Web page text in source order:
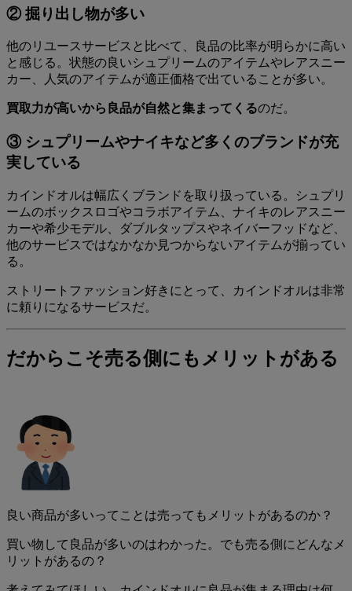
② 掘り出し物が多い
他のリユースサービスと比べて、良品の比率が明らかに高い
と感じる。状態の良いシュプリームのアイテムやレアスニー
カー、人気のアイテムが適正価格で出ていることが多い。
買取力が高いから良品が自然と集まってくるのだ。
③ シュプリームやナイキなど多くのブランドが充
実している
カインドオルは幅広くブランドを取り扱っている。シュプリ
ームのボックスロゴやコラボアイテム、ナイキのレアスニー
カーや希少モデル、ダブルタップスやネイバーフッドなど、
他のサービスではなかなか見つからないアイテムが揃ってい
る。
ストリートファッション好きにとって、カインドオルは非常
に頼りになるサービスだ。
だからこそ売る側にもメリットがある
良い商品が多いってことは売ってもメリットがあるのか？
買い物して良品が多いのはわかった。でも売る側にどんなメ
リットがあるの？